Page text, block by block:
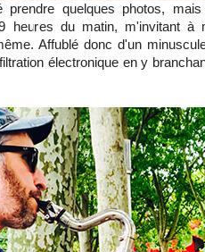
prendre quelques photos,
heures du matin, m'invitant à
Affublé donc d'un
électronique en y